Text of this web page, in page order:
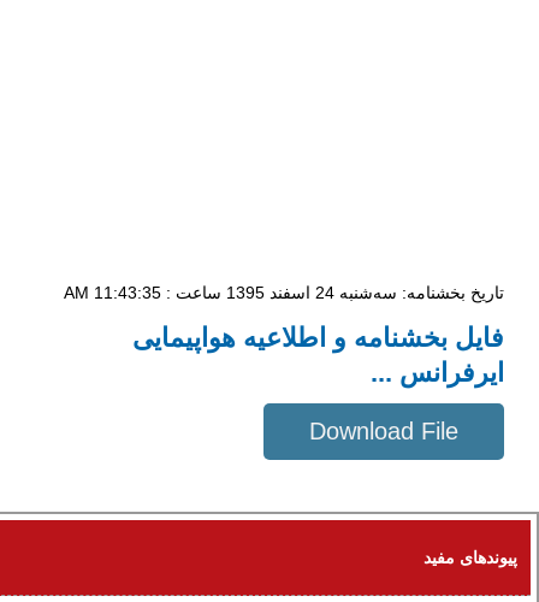
تاریخ بخشنامه: سه‌شنبه 24 اسفند 1395 ساعت : 11:43:35 AM
فایل بخشنامه و اطلاعیه هواپیمایی
ایرفرانس ...
Download File
پیوندهای مفید